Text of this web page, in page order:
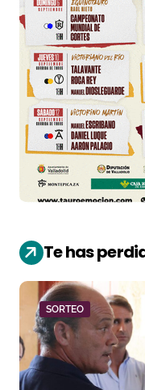
Te has
SORTEO